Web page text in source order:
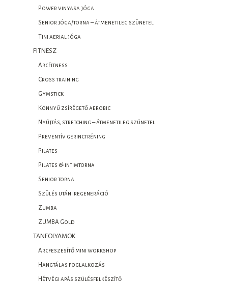
Power vinyasa jóga
Senior jóga/torna – átmenetileg szünetel
Tini aerial jóga
FITNESZ
ArcFitness
Cross training
Gymstick
Könnyű zsírégető aerobic
Nyújtás, stretching – átmenetileg szünetel
Preventív gerinctréning
Pilates
Pilates & intimtorna
Senior torna
Szülés utáni regeneráció
Zumba
ZUMBA Gold
TANFOLYAMOK
Arcfeszesítő mini workshop
Hangtálas foglalkozás
Hétvégi apás szülésfelkészítő